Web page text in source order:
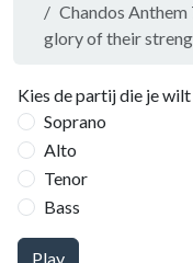
Chandos
glory of their
Kies de partij die je
Soprano
Alto
Tenor
Bass
Play